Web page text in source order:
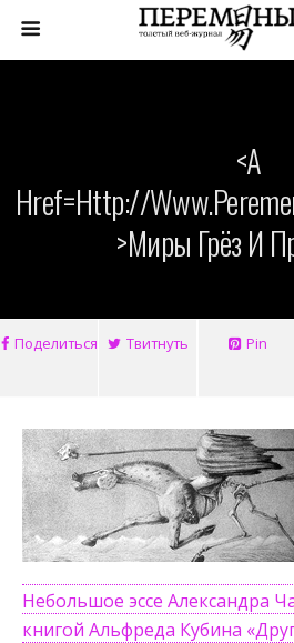
<a
Href=http://
>Миры Грёз И
Поделиться Твитнуть Pin
Небольшое эссе Александра
книгой Альфреда Кубина